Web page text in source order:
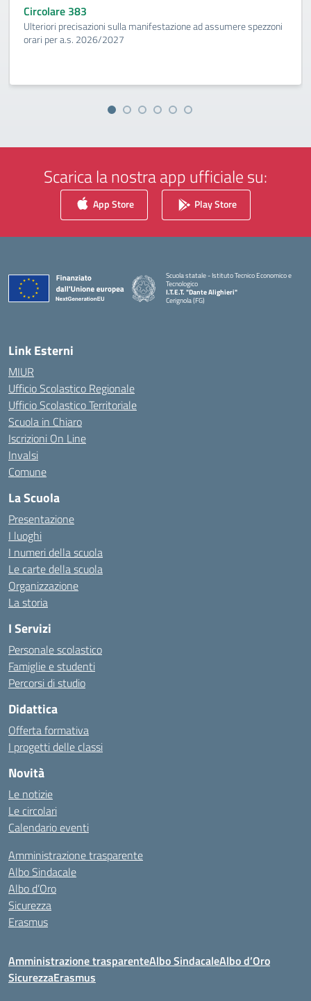
Circolare 383
Ulteriori precisazioni sulla manifestazione ad assumere spezzoni
orari per a.s. 2026/2027
Scarica la nostra app ufficiale su:
App Store Play Store
Scuola statale - Istituto Tecnico Economico e
Tecnologico
I.T.E.T. "Dante Alighieri"
Cerignola (FG)
— Visita la pagina iniziale della scuola
Link Esterni
MIUR
Ufficio Scolastico Regionale
Ufficio Scolastico Territoriale
Scuola in Chiaro
Iscrizioni On Line
Invalsi
Comune
La Scuola
Presentazione
I luoghi
I numeri della scuola
Le carte della scuola
Organizzazione
La storia
I Servizi
Personale scolastico
Famiglie e studenti
Percorsi di studio
Didattica
Offerta formativa
I progetti delle classi
Novità
Le notizie
Le circolari
Calendario eventi
Amministrazione trasparente
Albo Sindacale
Albo d’Oro
Sicurezza
Erasmus
Amministrazione trasparenteAlbo SindacaleAlbo d’Oro
SicurezzaErasmus